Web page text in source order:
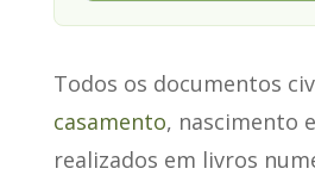
Todos os documentos
casamento, nascimento
realizados em livros